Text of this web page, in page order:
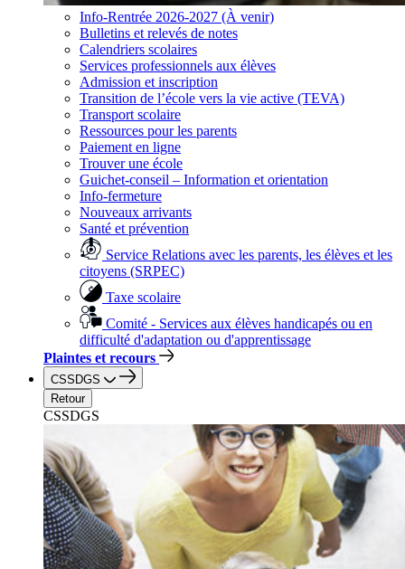
Info-Rentrée 2026-2027 (À venir)
Bulletins et relevés de notes
Calendriers scolaires
Services professionnels aux élèves
Admission et inscription
Transition de l’école vers la vie active (TEVA)
Transport scolaire
Ressources pour les parents
Paiement en ligne
Trouver une école
Guichet-conseil – Information et orientation
Info-fermeture
Nouveaux arrivants
Santé et prévention
Service Relations avec les parents, les élèves et les
citoyens (SRPEC)
Taxe scolaire
Comité - Services aux élèves handicapés ou en
difficulté d'adaptation ou d'apprentissage
Plaintes et recours
CSSDGS
Retour
CSSDGS